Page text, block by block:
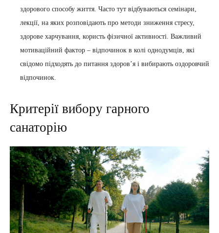
здорового способу життя. Часто тут відбуваються семінари,
лекції, на яких розповідають про методи зниження стресу,
здорове харчування, користь фізичної активності. Важливий
мотиваційний фактор – відпочинок в колі однодумців, які
свідомо підходять до питання здоров’я і вибирають оздоровчий
відпочинок.
Критерії вибору гарного
санаторію